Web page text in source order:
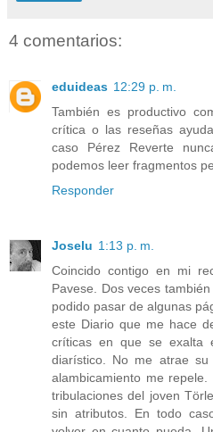
4 comentarios:
eduideas 12:29 p. m.
También es productivo
crítica o las reseñas
caso Pérez Reverte
podemos leer fragmentos
Responder
Joselu 1:13 p. m.
Coincido contigo en mi
Pavese. Dos veces
podido pasar de algunas
este Diario que me hace
críticas en que se exalta
diarístico. No me atrae
alambicamiento me
tribulaciones del joven
sin atributos. En todo